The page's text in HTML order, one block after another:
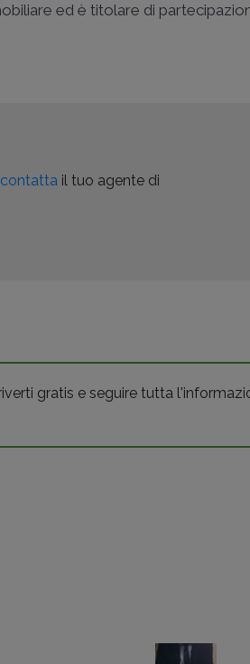
ed è titolare di
contatta il tuo agente di
gratis e seguire tutta